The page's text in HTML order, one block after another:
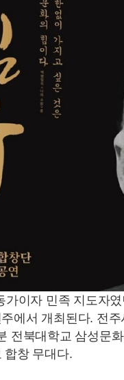
가이자 민족 지도자
에서 개최된다. 전
전북대학교 삼성문
합창 무대다.